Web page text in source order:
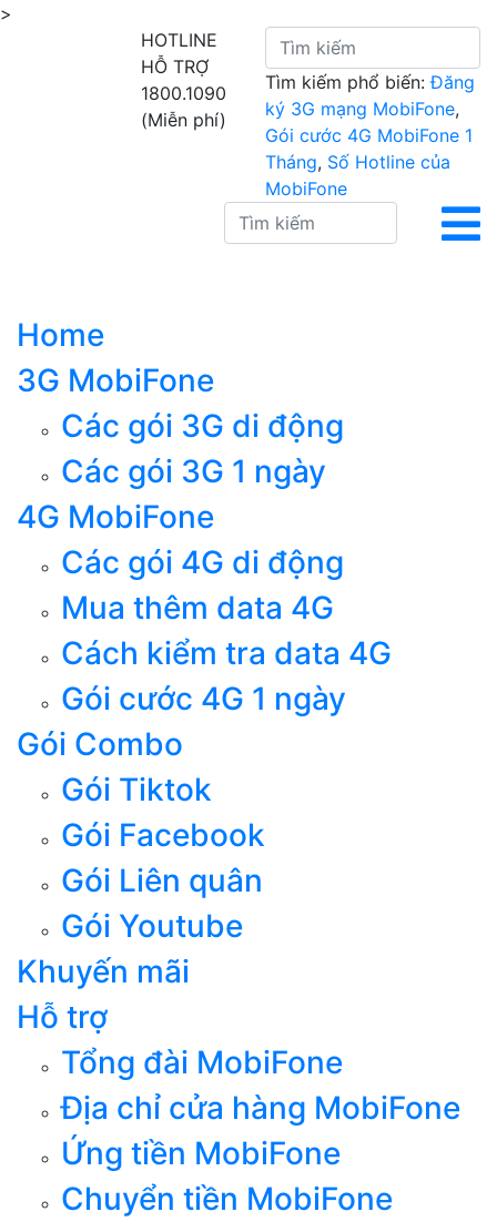
>
HOTLINE
HỖ TRỢ
1800.1090
(Miễn phí)
Tìm kiếm phổ biến: Đăng
ký 3G mạng MobiFone,
Gói cước 4G MobiFone 1
Tháng, Số Hotline của
MobiFone
Home
3G MobiFone
Các gói 3G di động
Các gói 3G 1 ngày
4G MobiFone
Các gói 4G di động
Mua thêm data 4G
Cách kiểm tra data 4G
Gói cước 4G 1 ngày
Gói Combo
Gói Tiktok
Gói Facebook
Gói Liên quân
Gói Youtube
Khuyến mãi
Hỗ trợ
Tổng đài MobiFone
Địa chỉ cửa hàng MobiFone
Ứng tiền MobiFone
Chuyển tiền MobiFone